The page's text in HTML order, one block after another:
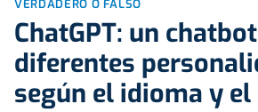
VERDADERO O FALSO
ChatGPT: un
diferentes
según el idioma y el